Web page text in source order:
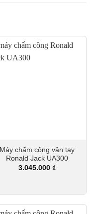
Máy chấm công vân tay
Ronald Jack UA300
3.045.000 ₫